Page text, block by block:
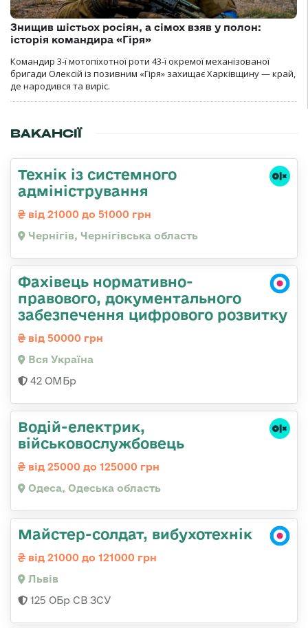
Знищив шістьох росіян, а сімох взяв у полон:
історія командира «Гіря»
Командир 3-ї мотопіхотної роти 43-ї окремої механізованої
бригади Олексій із позивним «Гіря» захищає Харківщину — край,
де народився та виріс.
ВАКАНСІЇ
Технік із системного
адміністрування
від 21000 до 51000 грн
Чернігів, Чернігівська область
Фахівець нормативно-
правового, документального
забезпечення цифрового розвитку
від 50000 грн
Вся Україна
42 ОМБр
Водій-електрик,
військовослужбовець
від 25000 до 125000 грн
Одеса, Одеська область
Майстер-солдат, вибухотехнік
від 21000 до 121000 грн
Львів
125 ОБр СВ ЗСУ